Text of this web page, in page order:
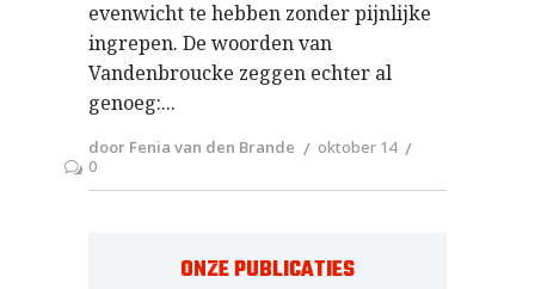
evenwicht te hebben zonder pijnlijke
ingrepen. De woorden van
Vandenbroucke zeggen echter al
genoeg:
door Fenia van den Brande
oktober 14
0
ONZE PUBLICATIES